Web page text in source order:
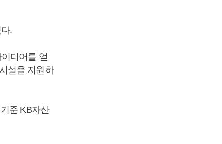
.
이디어를 얻
설을 지원하
준 KB자산